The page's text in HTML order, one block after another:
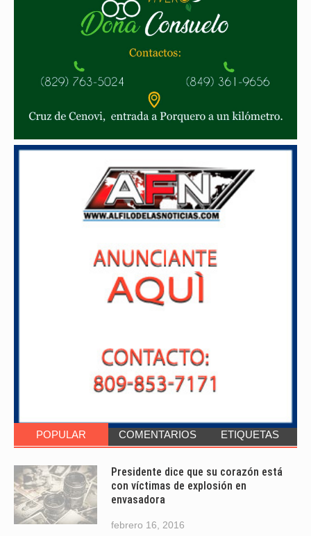
POPULAR COMENTARIOS ETIQUETAS
Presidente dice que su corazón está
con víctimas de explosión en
envasadora
febrero 16, 2016